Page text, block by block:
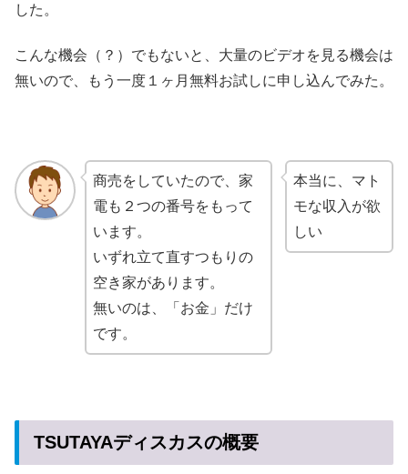
した。
こんな機会（？）でもないと、大量のビデオを見る機会は
無いので、もう一度１ヶ月無料お試しに申し込んでみた。
商売をしていたので、家
電も２つの番号をもって
います。
いずれ立て直すつもりの
空き家があります。
無いのは、「お金」だけ
です。
本当に、マト
モな収入が欲
しい
TSUTAYAディスカスの概要